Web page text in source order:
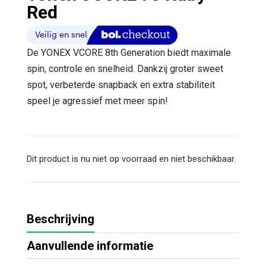
Red
De YONEX VCORE 8th Generation biedt maximale
spin, controle en snelheid. Dankzij groter sweet
spot, verbeterde snapback en extra stabiliteit
speel je agressief met meer spin!
Dit product is nu niet op voorraad en niet beschikbaar.
Beschrijving
Aanvullende informatie